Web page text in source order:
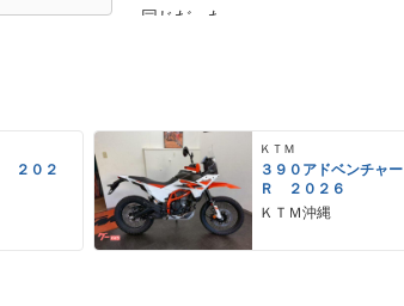
同じだった。
２０２
ＫＴＭ
３９０アドベンチャー
Ｒ ２０２６
ＫＴＭ沖縄